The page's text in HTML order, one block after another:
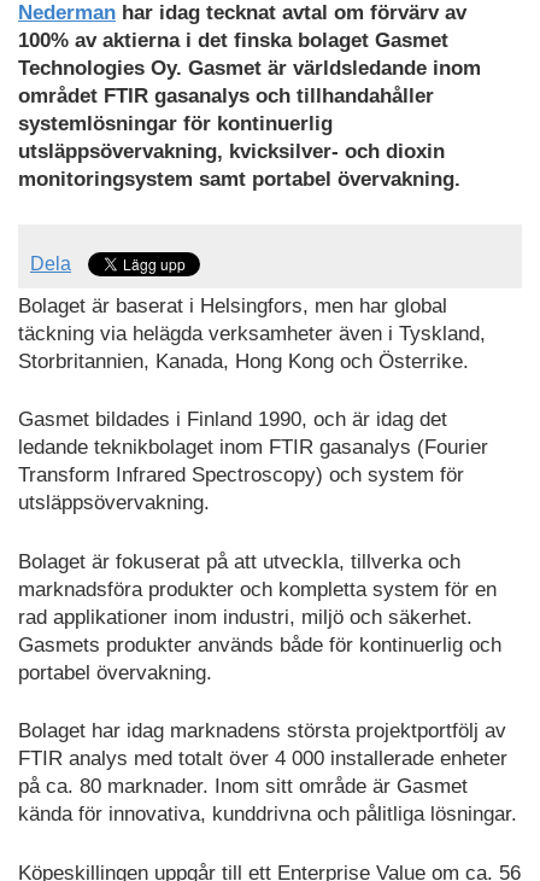
Nederman har idag tecknat avtal om förvärv av
100% av aktierna i det finska bolaget Gasmet
Technologies Oy. Gasmet är världsledande inom
området FTIR gasanalys och tillhandahåller
systemlösningar för kontinuerlig
utsläppsövervakning, kvicksilver- och dioxin
monitoringsystem samt portabel övervakning.
Dela
Bolaget är baserat i Helsingfors, men har global
täckning via helägda verksamheter även i Tyskland,
Storbritannien, Kanada, Hong Kong och Österrike.
Gasmet bildades i Finland 1990, och är idag det
ledande teknikbolaget inom FTIR gasanalys (Fourier
Transform Infrared Spectroscopy) och system för
utsläppsövervakning.
Bolaget är fokuserat på att utveckla, tillverka och
marknadsföra produkter och kompletta system för en
rad applikationer inom industri, miljö och säkerhet.
Gasmets produkter används både för kontinuerlig och
portabel övervakning.
Bolaget har idag marknadens största projektportfölj av
FTIR analys med totalt över 4 000 installerade enheter
på ca. 80 marknader. Inom sitt område är Gasmet
kända för innovativa, kunddrivna och pålitliga lösningar.
Köpeskillingen uppgår till ett Enterprise Value om ca. 56